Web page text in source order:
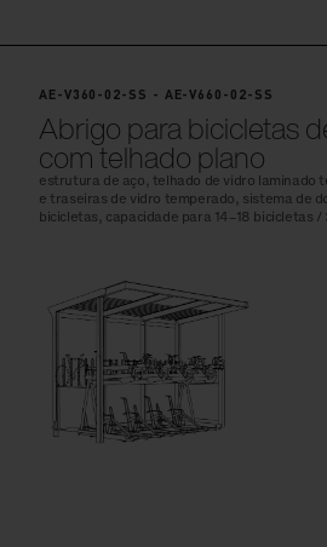
AE-V360-02-SS - AE-V660-02-SS
Abrigo para bicicletas
com telhado plano
estrutura de aço, telhado de vidro laminado
e traseiras de vidro temperado, sistema de
bicicletas, capacidade para 14–18 bicicletas